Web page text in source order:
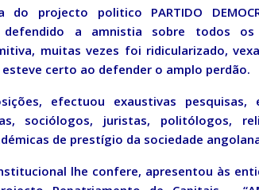
projecto politico PARTIDO
defendido a amnistia sobre todos
muitas vezes foi ridicularizado,
certo ao defender o amplo perdão.
efectuou exaustivas pesquisas,
sociólogos, juristas, politólogos,
de prestígio da sociedade
lhe confere, apresentou às